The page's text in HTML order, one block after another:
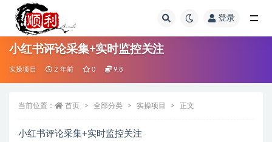
登录
小红书评论采集+实时监控关注
实操项目 2 年前 0 9.8
当前位置： 首页 全部分类 实操项目 正文
小红书评论采集+实时监控关注
全部